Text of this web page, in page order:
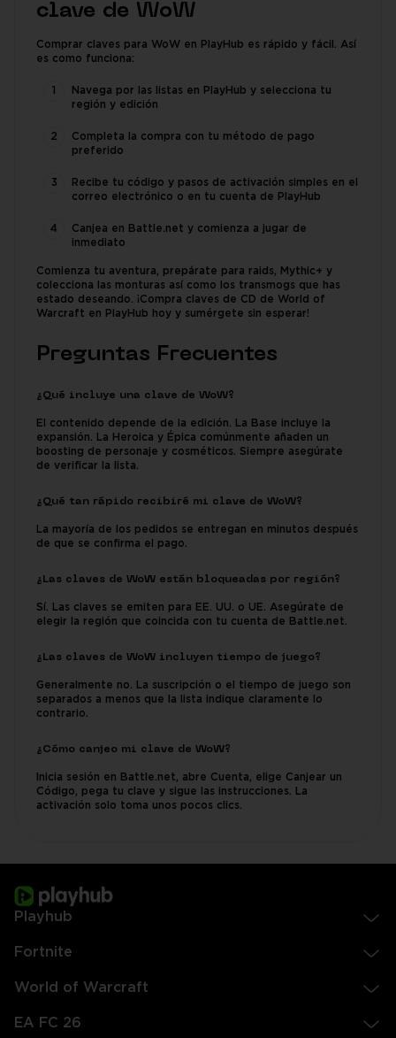
clave de WoW
Comprar claves para WoW en PlayHub es rápido y fácil. Así
es como funciona:
Navega por las listas en PlayHub y selecciona tu
región y edición
Completa la compra con tu método de pago
preferido
Recibe tu código y pasos de activación simples en el
correo electrónico o en tu cuenta de PlayHub
Canjea en Battle.net y comienza a jugar de
inmediato
Comienza tu aventura, prepárate para raids, Mythic+ y
colecciona las monturas así como los transmogs que has
estado deseando. ¡Compra claves de CD de World of
Warcraft en PlayHub hoy y sumérgete sin esperar!
Preguntas Frecuentes
¿Qué incluye una clave de WoW?
El contenido depende de la edición. La Base incluye la
expansión. La Heroica y Épica comúnmente añaden un
boosting de personaje y cosméticos. Siempre asegúrate
de verificar la lista.
¿Qué tan rápido recibiré mi clave de WoW?
La mayoría de los pedidos se entregan en minutos después
de que se confirma el pago.
¿Las claves de WoW están bloqueadas por región?
Sí. Las claves se emiten para EE. UU. o UE. Asegúrate de
elegir la región que coincida con tu cuenta de Battle.net.
¿Las claves de WoW incluyen tiempo de juego?
Generalmente no. La suscripción o el tiempo de juego son
separados a menos que la lista indique claramente lo
contrario.
¿Cómo canjeo mi clave de WoW?
Inicia sesión en Battle.net, abre Cuenta, elige Canjear un
Código, pega tu clave y sigue las instrucciones. La
activación solo toma unos pocos clics.
Playhub
Fortnite
World of Warcraft
EA FC 26